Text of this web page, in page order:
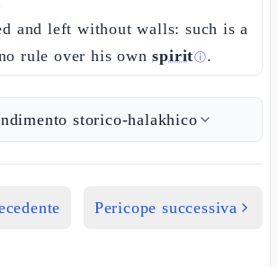
and left without walls: such is a
rule over his ownspiritⓘ.
storico-halakhico
Pericope successiva